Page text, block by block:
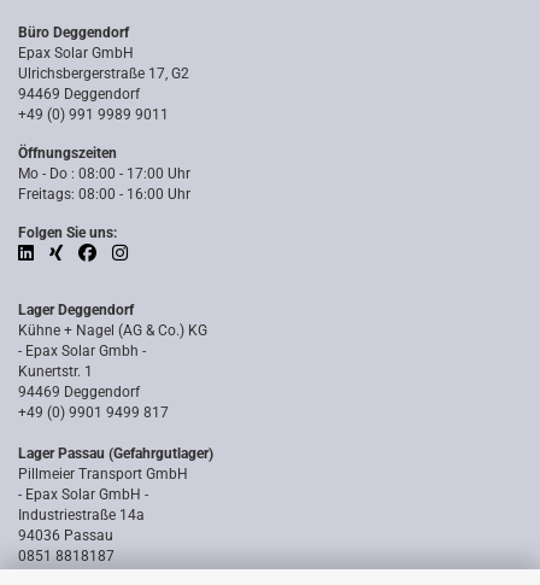
Büro Deggendorf
Epax Solar GmbH
Ulrichsbergerstraße 17, G2
94469 Deggendorf
+49 (0) 991 9989 9011
Öffnungszeiten
Mo - Do : 08:00 - 17:00 Uhr
Freitags: 08:00 - 16:00 Uhr
Folgen Sie uns:
Lager Deggendorf
Kühne + Nagel (AG & Co.) KG
- Epax Solar Gmbh -
Kunertstr. 1
94469 Deggendorf
+49 (0) 9901 9499 817
Lager Passau (Gefahrgutlager)
Pillmeier Transport GmbH
- Epax Solar GmbH -
Industriestraße 14a
94036 Passau
0851 8818187